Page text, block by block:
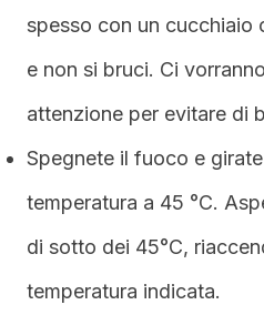
spesso con un cucchiaio
e non si bruci. Ci
attenzione per evitare di
Spegnete il fuoco e
temperatura a 45 °C.
di sotto dei 45°C,
temperatura indicata.